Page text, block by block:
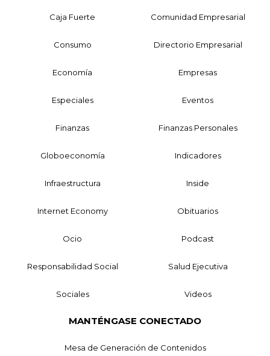
Caja Fuerte Comunidad Empresarial
Consumo Directorio Empresarial
Economía Empresas
Especiales Eventos
Finanzas Finanzas Personales
Globoeconomía Indicadores
Infraestructura Inside
Internet Economy Obituarios
Ocio Podcast
Responsabilidad Social Salud Ejecutiva
Sociales Videos
MANTÉNGASE CONECTADO
Mesa de Generación de Contenidos